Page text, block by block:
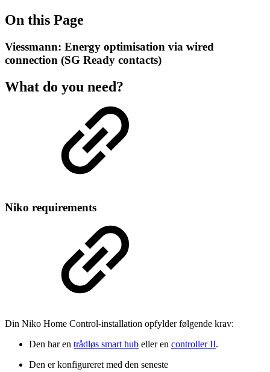
On this Page
Viessmann: Energy optimisation via wired
connection (SG Ready contacts)
What do you need?
Niko requirements
Din Niko Home Control-installation opfylder følgende krav:
Den har en trådløs smart hub eller en controller II.
Den er konfigureret med den seneste